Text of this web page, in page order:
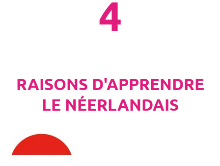
4
RAISONS D'APPRENDRE
LE NÉERLANDAIS